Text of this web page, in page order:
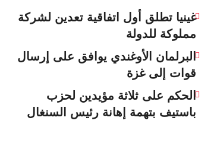
غينيا تطلق أول اتفاقية تعدين لشركة
مملوكة للدولة
البرلمان الأوغندي يوافق على إرسال
قوات إلى غزة
الحكم على ثلاثة مؤيدين لحزب
باستيف بتهمة إهانة رئيس السنغال